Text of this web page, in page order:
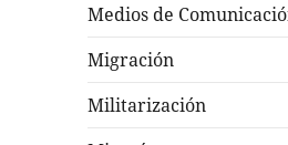
Medios de
Migración
Militarización